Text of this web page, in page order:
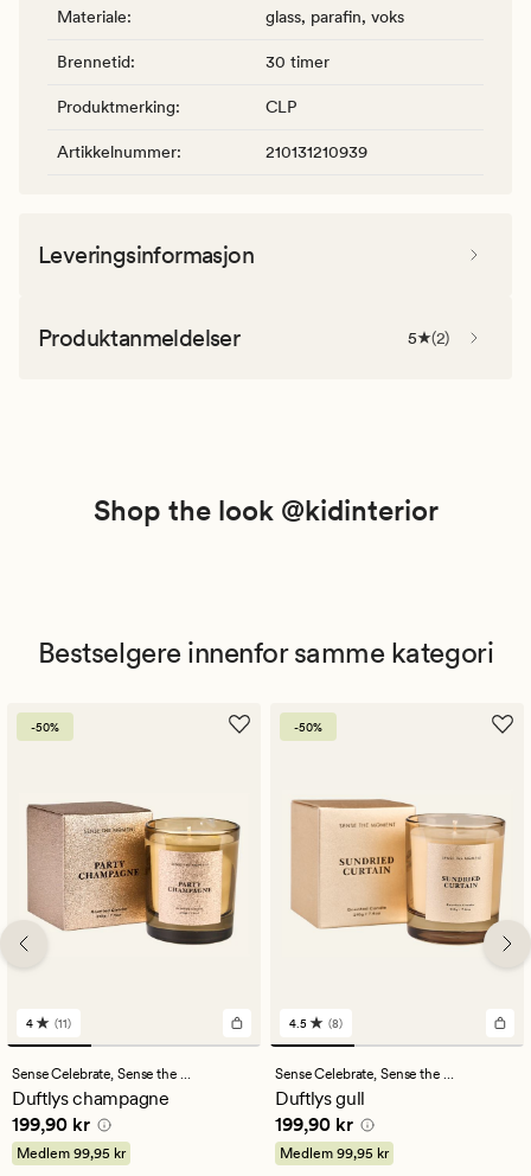
Materiale: glass, parafin, voks
Brennetid: 30 timer
Produktmerking: CLP
Artikkelnummer: 210131210939
Leveringsinformasjon
Produktanmeldelser 5 (2)
Shop the look @kidinterior
Bestselgere innenfor samme kategori
-50%
11
anmeldelser
med
en
gjennomsnittlig
vurdering
på
4
4 (11)
Sense Celebrate, Sense the Moment
Duftlys champagne
Pris 199,90 kr
199,90 kr
Medlem 99,95 kr
-50%
8
anmeldelser
med
en
gjennomsnittlig
vurdering
på
4.5
4.5 (8)
Sense Celebrate, Sense the Moment
Duftlys gull
Pris 199,90 kr
199,90 kr
Medlem 99,95 kr